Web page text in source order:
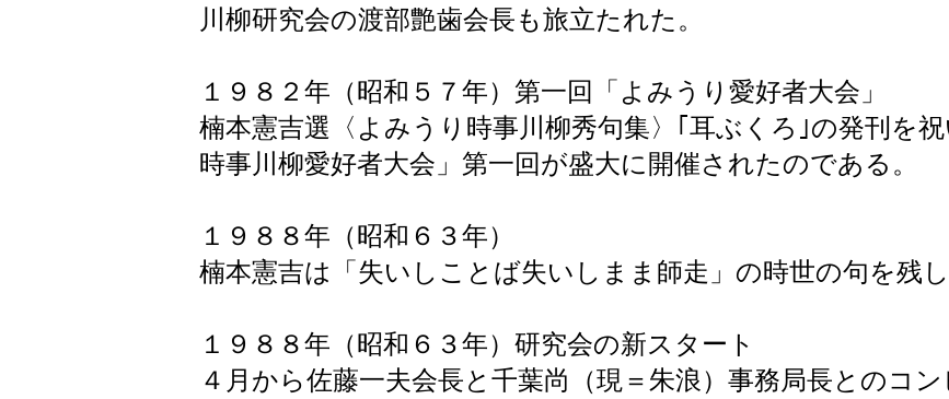
川柳研究会の渡部艶歯会長も旅立たれた。
１９８２年（昭和５７年）第一回「よみうり愛好者大会」
楠本憲吉選〈よみうり時事川柳秀句集〉｢耳ぶくろ｣の発刊を
時事川柳愛好者大会」第一回が盛大に開催されたのである。
１９８８年（昭和６３年）
楠本憲吉は「失いしことば失いしまま師走」の時世の句を残し
１９８８年（昭和６３年）研究会の新スタート
４月から佐藤一夫会長と千葉尚（現＝朱浪）事務局長とのコ